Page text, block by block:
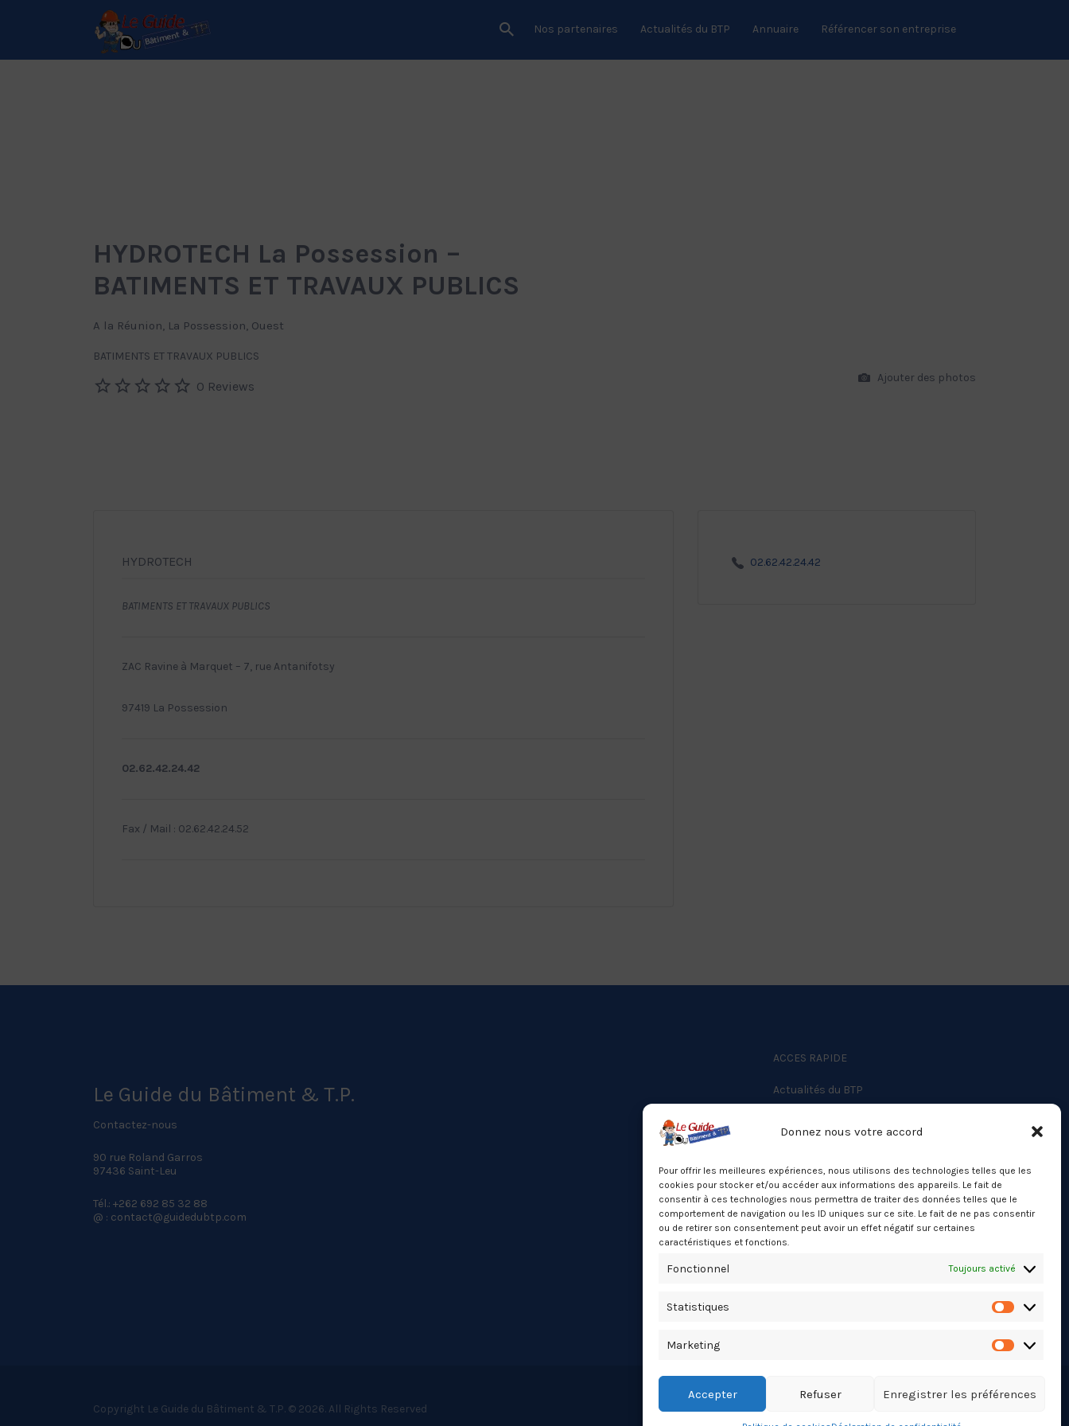
Donnez nous votre accord
Pour offrir les meilleures expériences, nous utilisons des technologies telles que les
cookies pour stocker et/ou accéder aux informations des appareils. Le fait de
consentir à ces technologies nous permettra de traiter des données telles que le
comportement de navigation ou les ID uniques sur ce site. Le fait de ne pas consentir
ou de retirer son consentement peut avoir un effet négatif sur certaines
caractéristiques et fonctions.
Fonctionnel Toujours activé
Statistiques
Marketing Marketing
Accepter Refuser Enregistrer les préférences
Nos partenaires Actualités du BTP Annuaire Référencer son entreprise
Rechercher:
HYDROTECH La Possession –
BATIMENTS ET TRAVAUX PUBLICS
A la Réunion, La Possession, Ouest
BATIMENTS ET TRAVAUX PUBLICS
0 Reviews
Ajouter des photos
HYDROTECH
BATIMENTS ET TRAVAUX PUBLICS
ZAC Ravine à Marquet – 7, rue Antanifotsy
97419 La Possession
02.62.42.24.42
Fax / Mail : 02.62.42.24.52
02.62.42.24.42
Le Guide du Bâtiment & T.P.
Contactez-nous
90 rue Roland Garros
97436 Saint-Leu
Tél.: +262 692 85 32 88
@ : contact@guidedubtp.com
ACCES RAPIDE
Actualités du BTP
Mentions légales
Nos partenaires
Politique de confidentialité
Copyright Le Guide du Bâtiment & T.P. © 2026. All Rights Reserved